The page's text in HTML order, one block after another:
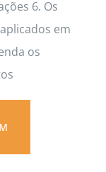
6. Os
em
os